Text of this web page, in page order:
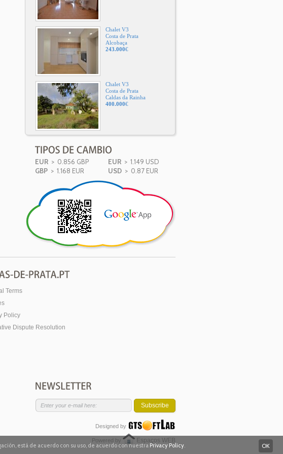
Chalet V3
Costa de Prata
Alcobaça
243.000€
Chalet V3
Costa de Prata
Caldas da Rainha
400.000€
EUR > 0.856 GBP
GBP > 1.168 EUR
EUR> 1.149 USD
USD> 0.87 EUR
Terms
Policy
Dispute Resolution
Subscribe
Designed by
Powered by Espaços WEB
OK
está de acuerdo con su uso, de acuerdo con nuestra Privacy Policy.